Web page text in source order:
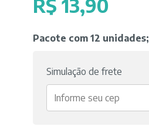
R$ 13,90
Pacote com 12 unidades;
Simulação de frete